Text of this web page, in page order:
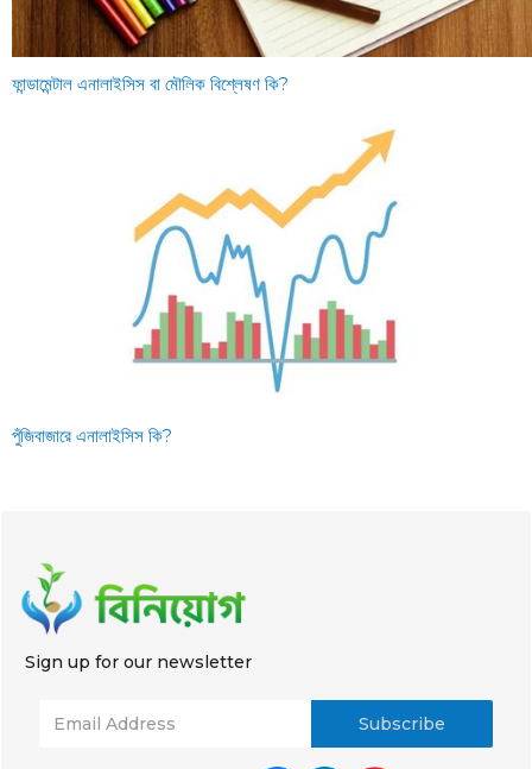
ফান্ডামেন্টাল এনালাইসিস বা মৌলিক বিশ্লেষণ কি?
পুঁজিবাজারে এনালাইসিস কি?
Sign up for our newsletter